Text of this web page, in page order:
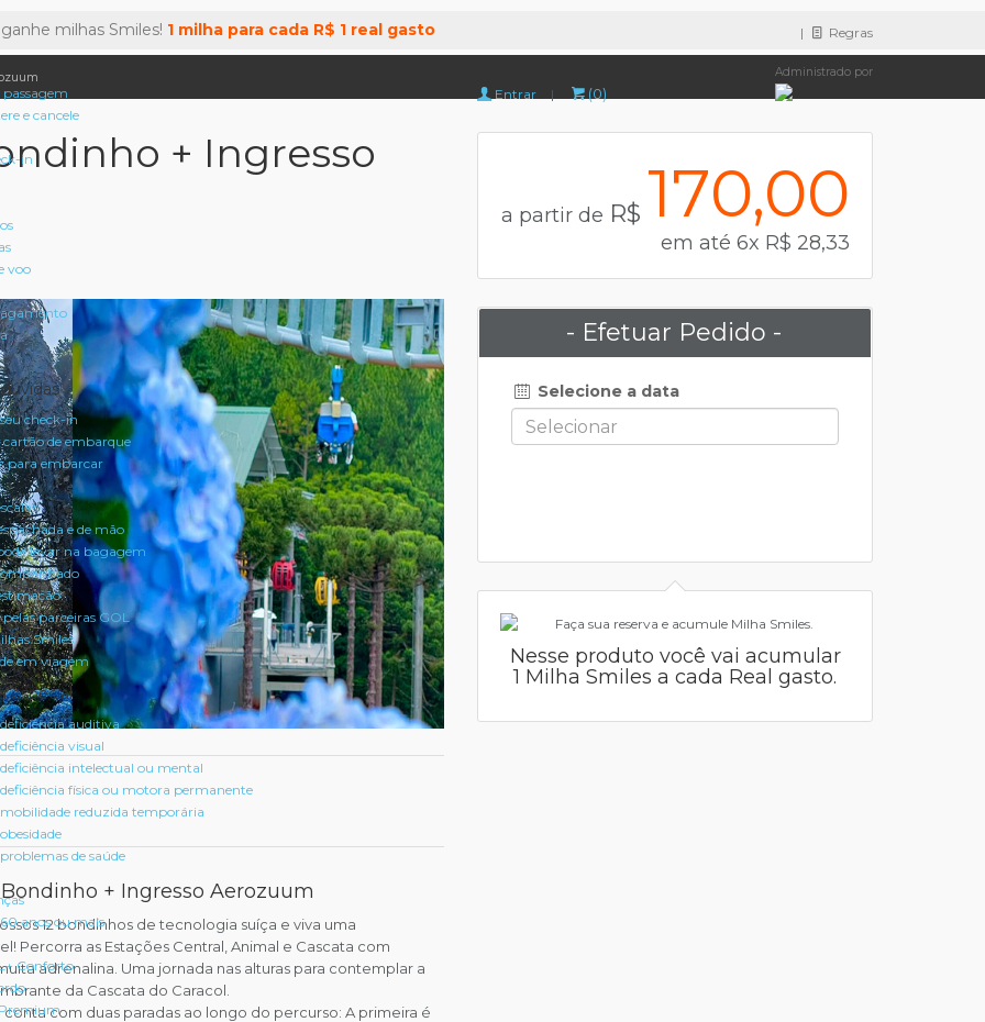
milhas Smiles! 1 milha para cada R$ 1 real gasto | Regras
e cancele
in
voo
check-in
cartão de embarque
para embarcar
e de mão
levar na bagagem
parceiras GOL
Smiles
em viagem
especial
auditiva
visual
intelectual ou mental
deficiência física ou motora permanente
mobilidade reduzida temporária
de saúde
anos ou mais
Conforto
Entrar | (0)
Administrado por
+ Ingresso
+ Ingresso Aerozuum
12 bondinhos de tecnologia suíça e viva uma
Percorra as Estações Central, Animal e Cascata com
adrenalina. Uma jornada nas alturas para contemplar a
da Cascata do Caracol.
com duas paradas ao longo do percurso: A primeira é
a partir de R$ 170,00
em até 6x R$ 28,33
- Efetuar Pedido -
Selecione a data
Nesse produto você vai acumular
1 Milha Smiles a cada Real gasto.